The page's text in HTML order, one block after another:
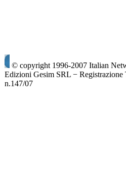
© copyright 1996-2007 Italian
Edizioni Gesim SRL −
n.147/07